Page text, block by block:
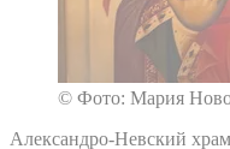
© Фото: Мария
Александро-Невский